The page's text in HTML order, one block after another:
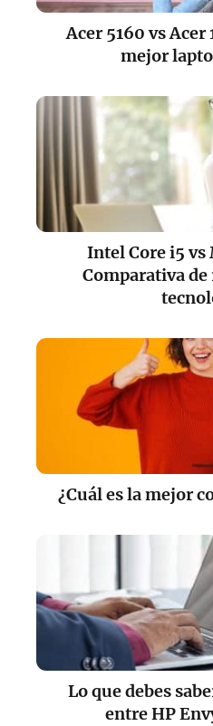
Acer 5160 vs Acer
mejor
Intel Core i5 vs
Comparativa
¿Cuál es la mejor
Lo que debes
entre HP